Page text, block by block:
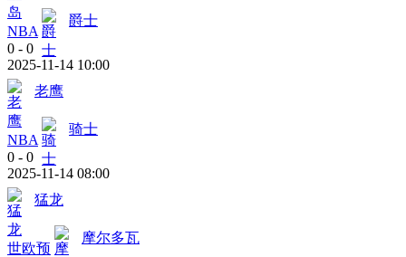
NBA
爵士
0 - 0
2025-11-14 10:00
老鹰
NBA
骑士
0 - 0
2025-11-14 08:00
猛龙
世欧预
摩尔多瓦